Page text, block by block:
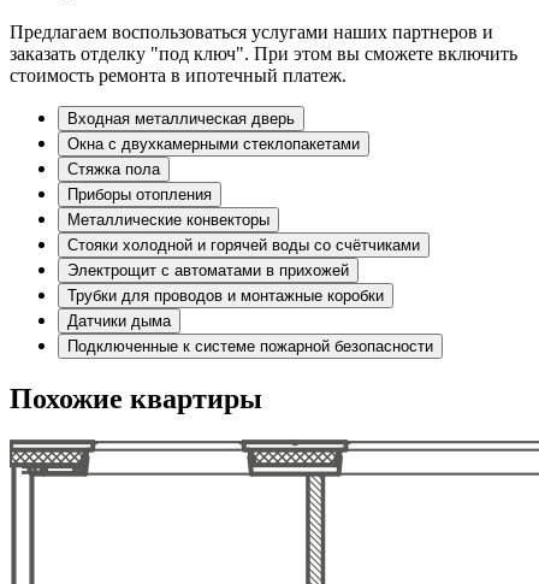
Предлагаем воспользоваться услугами наших партнеров и
заказать отделку "под ключ". При этом вы сможете включить
стоимость ремонта в ипотечный платеж.
Входная металлическая дверь
Окна с двухкамерными стеклопакетами
Стяжка пола
Приборы отопления
Металлические конвекторы
Стояки холодной и горячей воды со счётчиками
Электрощит с автоматами в прихожей
Трубки для проводов и монтажные коробки
Датчики дыма
Подключенные к системе пожарной безопасности
Похожие квартиры